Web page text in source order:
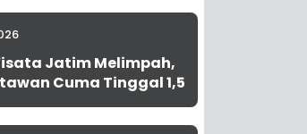
Jatim Melimpah,
Cuma Tinggal 1,5